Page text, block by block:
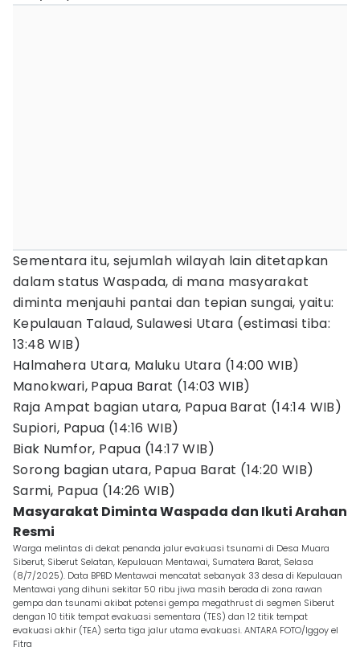
Sementara itu, sejumlah wilayah lain ditetapkan
dalam status Waspada, di mana masyarakat
diminta menjauhi pantai dan tepian sungai, yaitu:
Kepulauan Talaud, Sulawesi Utara (estimasi tiba:
13:48 WIB)
Halmahera Utara, Maluku Utara (14:00 WIB)
Manokwari, Papua Barat (14:03 WIB)
Raja Ampat bagian utara, Papua Barat (14:14 WIB)
Supiori, Papua (14:16 WIB)
Biak Numfor, Papua (14:17 WIB)
Sorong bagian utara, Papua Barat (14:20 WIB)
Sarmi, Papua (14:26 WIB)
Masyarakat Diminta Waspada dan Ikuti Arahan
Resmi
Warga melintas di dekat penanda jalur evakuasi tsunami di Desa Muara
Siberut, Siberut Selatan, Kepulauan Mentawai, Sumatera Barat, Selasa
(8/7/2025). Data BPBD Mentawai mencatat sebanyak 33 desa di Kepulauan
Mentawai yang dihuni sekitar 50 ribu jiwa masih berada di zona rawan
gempa dan tsunami akibat potensi gempa megathrust di segmen Siberut
dengan 10 titik tempat evakuasi sementara (TES) dan 12 titik tempat
evakuasi akhir (TEA) serta tiga jalur utama evakuasi. ANTARA FOTO/Iggoy el
Fitra